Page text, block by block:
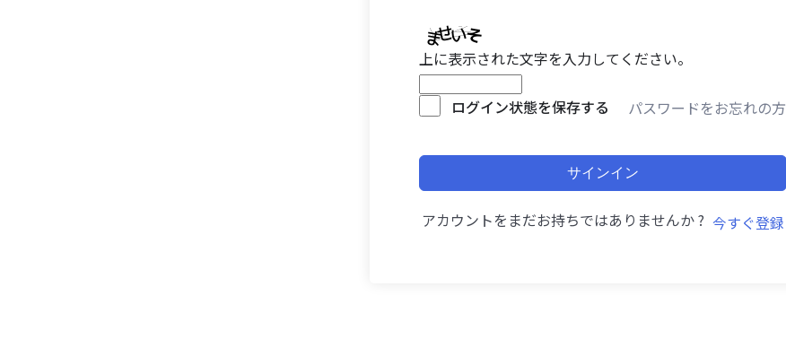
上に表示された文字を入力してください。
ログイン状態を保存する パスワードをお忘れの方
サインイン
アカウントをまだお持ちではありませんか ? 今すぐ登録